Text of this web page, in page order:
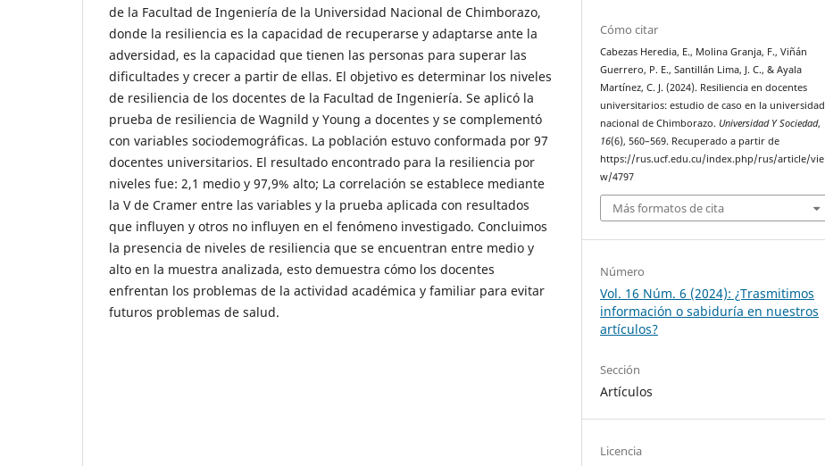
de la Facultad de Ingeniería de la Universidad Nacional de Chimborazo,
donde la resiliencia es la capacidad de recuperarse y adaptarse ante la
adversidad, es la capacidad que tienen las personas para superar las
dificultades y crecer a partir de ellas. El objetivo es determinar los niveles
de resiliencia de los docentes de la Facultad de Ingeniería. Se aplicó la
prueba de resiliencia de Wagnild y Young a docentes y se complementó
con variables sociodemográficas. La población estuvo conformada por 97
docentes universitarios. El resultado encontrado para la resiliencia por
niveles fue: 2,1 medio y 97,9% alto; La correlación se establece mediante
la V de Cramer entre las variables y la prueba aplicada con resultados
que influyen y otros no influyen en el fenómeno investigado. Concluimos
la presencia de niveles de resiliencia que se encuentran entre medio y
alto en la muestra analizada, esto demuestra cómo los docentes
enfrentan los problemas de la actividad académica y familiar para evitar
futuros problemas de salud.
Cómo citar
Cabezas Heredia, E., Molina Granja, F., Viñán
Guerrero, P. E., Santillán Lima, J. C., & Ayala
Martínez, C. J. (2024). Resiliencia en docentes
universitarios: estudio de caso en la universidad
nacional de Chimborazo. Universidad Y Sociedad,
16(6), 560–569. Recuperado a partir de
https://rus.ucf.edu.cu/index.php/rus/article/vie
w/4797
Más formatos de cita
Número
Vol. 16 Núm. 6 (2024): ¿Trasmitimos
información o sabiduría en nuestros
artículos?
Sección
Artículos
Licencia